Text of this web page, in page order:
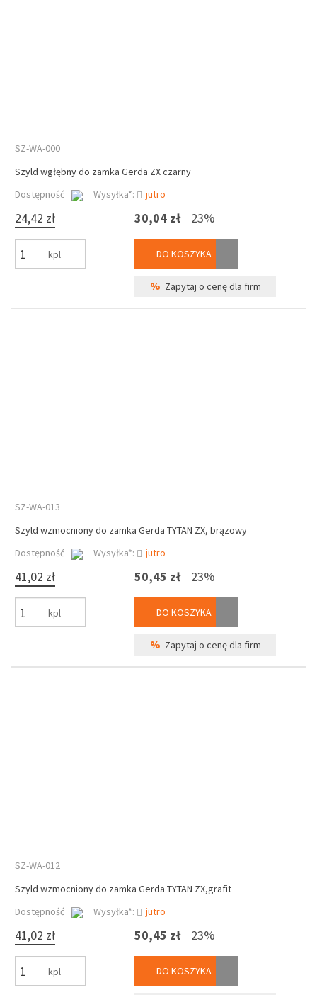
SZ-WA-000
Szyld wgłębny do zamka Gerda ZX czarny
Dostępność
Wysyłka*: jutro
24,42 zł
kpl
30,04 zł 23%
DO KOSZYKA
% Zapytaj o cenę dla firm
SZ-WA-013
Szyld wzmocniony do zamka Gerda TYTAN ZX, brązowy
Dostępność
Wysyłka*: jutro
41,02 zł
kpl
50,45 zł 23%
DO KOSZYKA
% Zapytaj o cenę dla firm
SZ-WA-012
Szyld wzmocniony do zamka Gerda TYTAN ZX,grafit
Dostępność
Wysyłka*: jutro
41,02 zł
kpl
50,45 zł 23%
DO KOSZYKA